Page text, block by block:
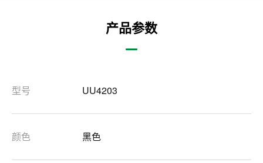
产品参数
型号 UU4203
颜色 黑色